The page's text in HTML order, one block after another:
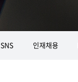
SNS 인재채용